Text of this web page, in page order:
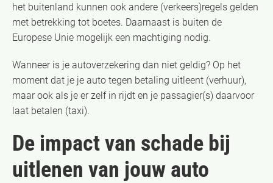
het buitenland kunnen ook andere (verkeers)regels gelden
met betrekking tot boetes. Daarnaast is buiten de
Europese Unie mogelijk een machtiging nodig.
Wanneer is je autoverzekering dan niet geldig? Op het
moment dat je je auto tegen betaling uitleent (verhuur),
maar ook als je er zelf in rijdt en je passagier(s) daarvoor
laat betalen (taxi).
De impact van schade bij
uitlenen van jouw auto